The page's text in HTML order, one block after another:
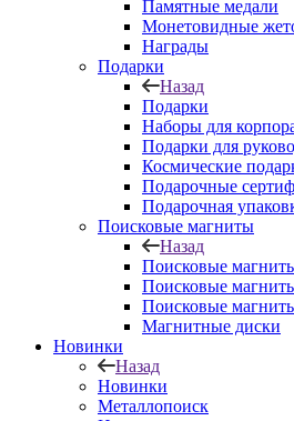
Памятные медали
Монетовидные
Награды
Подарки
Назад
Подарки
Наборы для
Подарки для
Космические
Подарочные
Подарочная
Поисковые магниты
Назад
Поисковые
Поисковые
Поисковые
Магнитные диски
Новинки
Назад
Новинки
Металлопоиск